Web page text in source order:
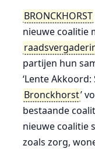
BRONCKHORST
nieuwe coalitie
partijen hun
‘Lente
Bronckhorst’
bestaande
nieuwe coalitie
zoals zorg,